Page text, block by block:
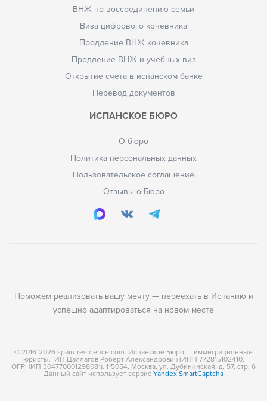
ВНЖ по воссоединению семьи
Виза цифрового кочевника
Продление ВНЖ кочевника
Продление ВНЖ и учебных виз
Открытие счета в испанском банке
Перевод документов
ИСПАНСКОЕ БЮРО
О бюро
Политика персональных данных
Пользовательское соглашение
Отзывы о Бюро
Поможем реализовать вашу мечту — переехать в Испанию и
успешно адаптироваться на новом месте
© 2016-2026 spain-residence.com. Испанское Бюро — иммиграционные
юристы. ИП Цаллагов Роберт Александрович (ИНН 772815102410,
ОГРНИП 304770001298081). 115054, Москва, ул. Дубининская, д. 57, стр. 6
Данный сайт использует сервис Yandex SmartCaptcha